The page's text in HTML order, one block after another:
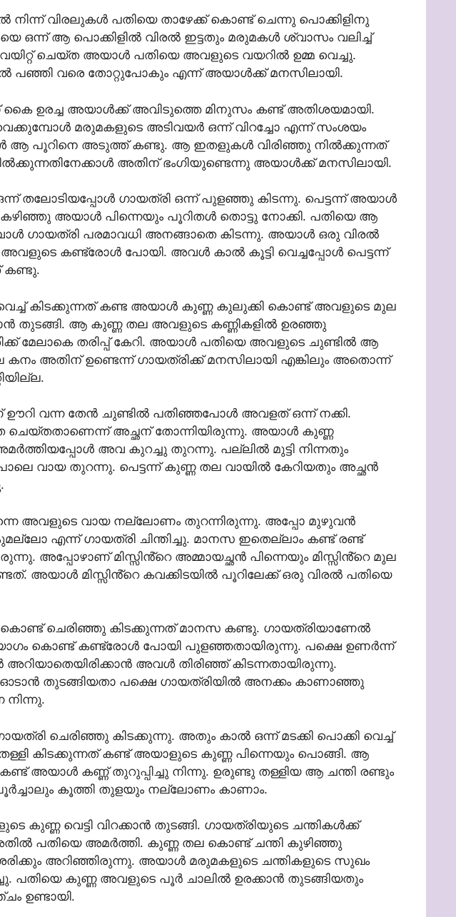
വിരലുകൾ പതിയെ താഴേക്ക് കൊണ്ട് ചെന്നു പൊക്കിളിനു
ഒന്ന് ആ പൊക്കിളിൽ വിരൽ ഇട്ടതും മരുമകൾ ശ്വാസം വലിച്ച്
ചെയ്‌ത അയാൾ പതിയെ അവളുടെ വയറിൽ ഉമ്മ വെച്ചു.
പഞ്ഞി വരെ തോറ്റുപോകും എന്ന് അയാൾക്ക് മനസിലായി.
ഉരച്ച അയാൾക്ക് അവിടുത്തെ മിനുസം കണ്ട് അതിശയമായി.
മരുമകളുടെ അടിവയർ ഒന്ന് വിറച്ചോ എന്ന് സംശയം
ആ പൂറിനെ അടുത്ത് കണ്ടു. ആ ഇതളുകൾ വിരിഞ്ഞു നിൽക്കുന്നത്
അതിന് ഭംഗിയുണ്ടെന്നു അയാൾക്ക് മനസിലായി.
തലോടിയപ്പോൾ ഗായത്രി ഒന്ന് പുളഞ്ഞു കിടന്നു. പെട്ടന്ന് അയാൾ
അയാൾ പിന്നെയും പൂറിതൾ തൊട്ടു നോക്കി. പതിയെ ആ
ഗായത്രി പരമാവധി അനങ്ങാതെ കിടന്നു. അയാൾ ഒരു വിരൽ
കണ്ട്രോൾ പോയി. അവൾ കാൽ കൂട്ടി വെച്ചപ്പോൾ പെട്ടന്ന്
വെച്ച് കിടക്കുന്നത് കണ്ട അയാൾ കുണ്ണ കുലുക്കി കൊണ്ട് അവളുടെ മുല
തുടങ്ങി. ആ കുണ്ണ തല അവളുടെ കണ്ണികളിൽ ഉരഞ്ഞു
മേലാകെ തരിപ്പ് കേറി. അയാൾ പതിയെ അവളുടെ ചുണ്ടിൽ ആ
അതിന് ഉണ്ടെന്ന് ഗായത്രിക്ക് മനസിലായി എങ്കിലും അതൊന്ന്
ഊറി വന്ന തേൻ ചുണ്ടിൽ പതിഞ്ഞപോൾ അവളത് ഒന്ന് നക്കി.
ചെയ്തതാണെന്ന് അച്ഛന് തോന്നിയിരുന്നു. അയാൾ കുണ്ണ
അവ കുറച്ചു തുറന്നു. പല്ലിൽ മുട്ടി നിന്നതും
വായ തുറന്നു. പെട്ടന്ന് കുണ്ണ തല വായിൽ കേറിയതും അച്ഛൻ
അവളുടെ വായ നല്ലോണം തുറന്നിരുന്നു. അപ്പോ മുഴുവൻ
എന്ന് ഗായത്രി ചിന്തിച്ചു. മാനസ ഇതെല്ലാം കണ്ട് രണ്ട്
അപ്പോഴാണ് മിസ്സിൻ്റെ അമ്മായച്ഛൻ പിന്നെയും മിസ്സിൻ്റെ മുല
അയാൾ മിസ്സിൻ്റെ കവക്കിടയിൽ പൂറിലേക്ക് ഒരു വിരൽ പതിയെ
കൊണ്ട് ചെരിഞ്ഞു കിടക്കുന്നത് മാനസ കണ്ടു. ഗായത്രിയാണേൽ
കൊണ്ട് കണ്ട്രോൾ പോയി പുളഞ്ഞതായിരുന്നു. പക്ഷെ ഉണർന്ന്
അവൾ തിരിഞ്ഞ് കിടന്നതായിരുന്നു.
ഓടാൻ തുടങ്ങിയതാ പക്ഷെ ഗായത്രിയിൽ അനക്കം കാണാഞ്ഞു
ചെരിഞ്ഞു കിടക്കുന്നു. അതും കാൽ ഒന്ന് മടക്കി പൊക്കി വെച്ച്
തള്ളി കിടക്കുന്നത് കണ്ട് അയാളുടെ കുണ്ണ പിന്നെയും പൊങ്ങി. ആ
അയാൾ കണ്ണ് തുറുപ്പിച്ചു നിന്നു. ഉരുണ്ടു തള്ളിയ ആ ചന്തി രണ്ടും
പൂർച്ചാലും കൂത്തി തുളയും നല്ലോണം കാണാം.
കുണ്ണ വെട്ടി വിറക്കാൻ തുടങ്ങി. ഗായത്രിയുടെ ചന്തികൾക്ക്
പതിയെ അമർത്തി. കുണ്ണ തല കൊണ്ട് ചന്തി കുഴിഞ്ഞു
അറിഞ്ഞിരുന്നു. അയാൾ മരുമകളുടെ ചന്തികളുടെ സുഖം
പതിയെ കുണ്ണ അവളുടെ പൂർ ചാലിൽ ഉരക്കാൻ തുടങ്ങിയതും
ഉണ്ടായി.